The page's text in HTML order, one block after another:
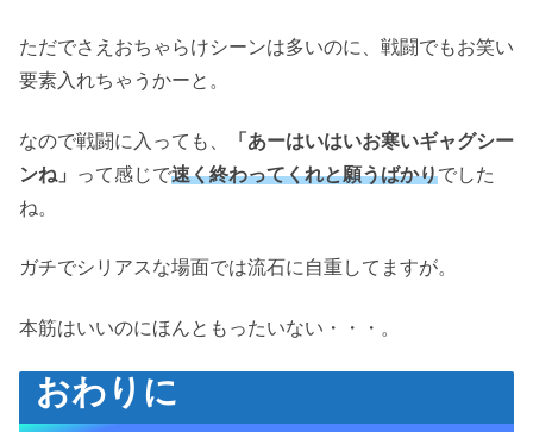
ただでさえおちゃらけシーンは多いのに、戦闘でもお笑い
要素入れちゃうかーと。
なので戦闘に入っても、
「あーはいはいお寒いギャグシー
ンね」
って感じで速く終わってくれと願うばかりでした
ね。
ガチでシリアスな場面では流石に自重してますが。
本筋はいいのにほんともったいない・・・。
おわりに